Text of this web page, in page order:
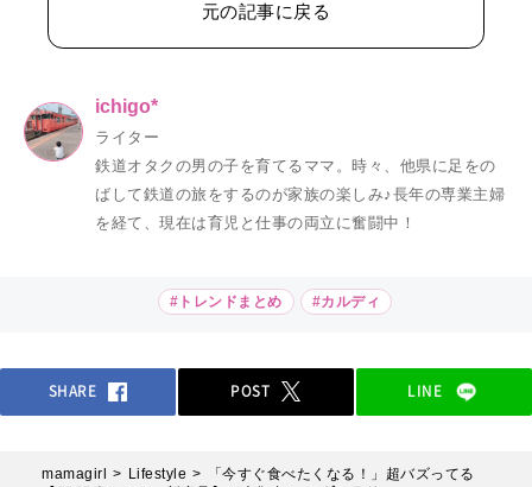
元の記事に戻る
ichigo*
ライター
鉄道オタクの男の子を育てるママ。時々、他県に足をの
ばして鉄道の旅をするのが家族の楽しみ♪長年の専業主婦
を経て、現在は育児と仕事の両立に奮闘中！
#トレンドまとめ #カルディ
SHARE POST LINE
mamagirl Lifestyle
「今すぐ食べたくなる！」超バズってる